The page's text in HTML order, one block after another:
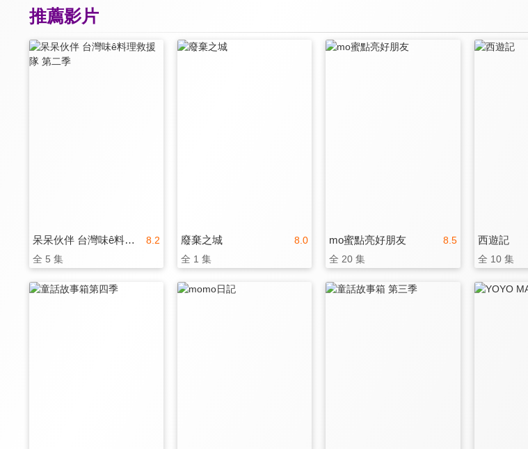
推薦影片
8.2
呆呆伙伴 台灣味ê料理救援隊 第二季
全 5 集
8.0
廢棄之城
全 1 集
8.5
mo蜜點亮好朋友
全 20 集
西遊記
全 10 集